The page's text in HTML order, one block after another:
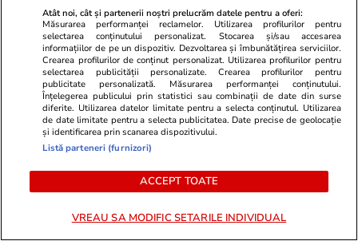
Știri România
Două surori românce au
terminat Facultatea de
Medicină din Siena, Italia, cu
nota maximă „110/110 e lode”,
la cinci ani diferență
De ce sunt mulți șobolani în
Atât noi, cât și partenerii noștri prelucrăm datele pentru a oferi:
Măsurarea performanței reclamelor. Utilizarea profilurilor pentru
selectarea conținutului personalizat. Stocarea și/sau accesarea
informațiilor de pe un dispozitiv. Dezvoltarea și îmbunătățirea serviciilor.
Crearea profilurilor de conținut personalizat. Utilizarea profilurilor pentru
selectarea publicității personalizate. Crearea profilurilor pentru
publicitate personalizată. Măsurarea performanței conținutului.
Înțelegerea publicului prin statistici sau combinații de date din surse
diferite. Utilizarea datelor limitate pentru a selecta conținutul. Utilizarea
de date limitate pentru a selecta publicitatea. Date precise de geolocație
și identificarea prin scanarea dispozitivului.
Listă parteneri (furnizori)
ACCEPT TOATE
VREAU SA MODIFIC SETARILE INDIVIDUAL